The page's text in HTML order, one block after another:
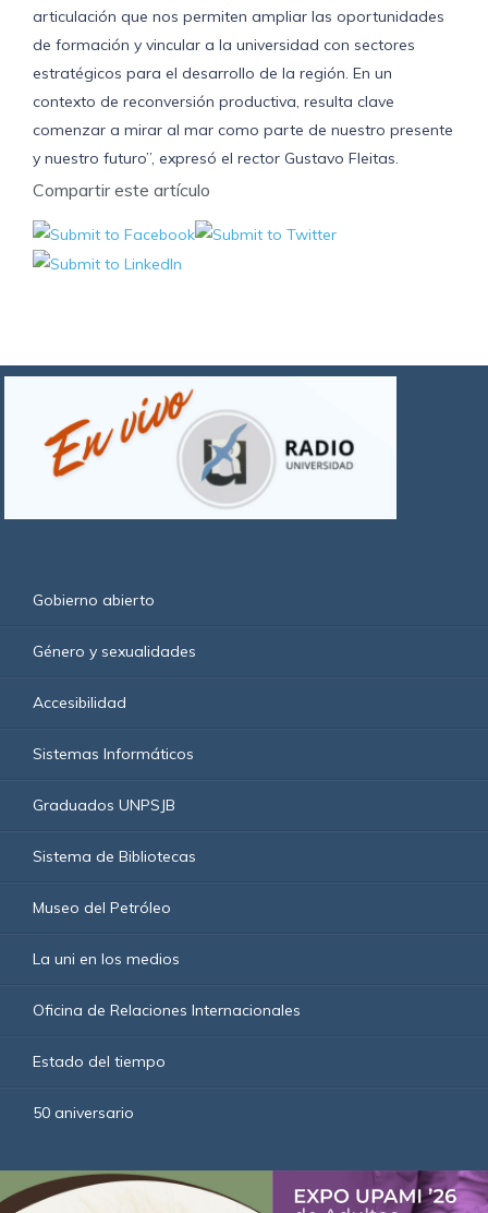
articulación que nos permiten ampliar las oportunidades
de formación y vincular a la universidad con sectores
estratégicos para el desarrollo de la región. En un
contexto de reconversión productiva, resulta clave
comenzar a mirar al mar como parte de nuestro presente
y nuestro futuro”, expresó el rector Gustavo Fleitas.
Compartir este artículo
Gobierno abierto
Género y sexualidades
Accesibilidad
Sistemas Informáticos
Graduados UNPSJB
Sistema de Bibliotecas
Museo del Petróleo
La uni en los medios
Oficina de Relaciones Internacionales
Estado del tiempo
50 aniversario